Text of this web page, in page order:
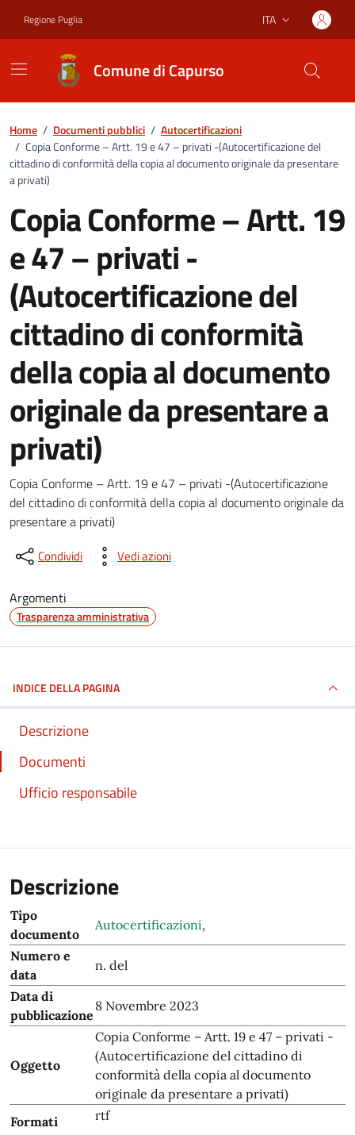
Regione Puglia Lingua attiva:
ITA
Comune di Capurso
Home / Documenti pubblici / Autocertificazioni
/ Copia Conforme – Artt. 19 e 47 – privati -(Autocertificazione del
cittadino di conformità della copia al documento originale da presentare
a privati)
Copia Conforme – Artt. 19
e 47 – privati -
(Autocertificazione del
cittadino di conformità
della copia al documento
originale da presentare a
privati)
Dettagli del documento
Copia Conforme – Artt. 19 e 47 – privati -(Autocertificazione
del cittadino di conformità della copia al documento originale da
presentare a privati)
Condividi Vedi azioni
Argomenti
Trasparenza amministrativa
INDICE DELLA PAGINA
Descrizione
Documenti
Ufficio responsabile
Descrizione
Tipo
documento
Autocertificazioni,
Numero e
data
n. del
Data di
pubblicazione
8 Novembre 2023
Oggetto
Copia Conforme – Artt. 19 e 47 – privati -
(Autocertificazione del cittadino di
conformità della copia al documento
originale da presentare a privati)
Formati
rtf